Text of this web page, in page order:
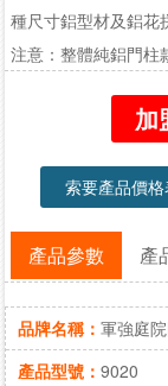
種尺寸鋁型材及鋁花
注意：整體純鋁門柱
加
索要產品價格
產品參數 產
品牌名稱：軍強庭
產品型號：9020